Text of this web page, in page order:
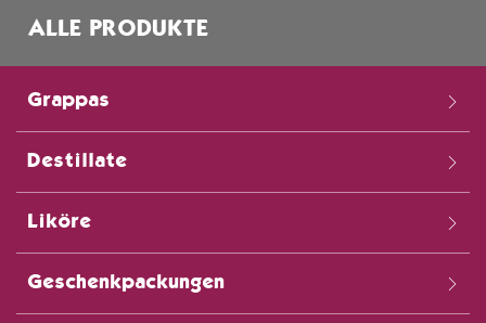
ALLE PRODUKTE
Grappas
Destillate
Liköre
Geschenkpackungen